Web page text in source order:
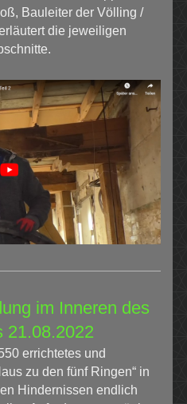
Bauleiter der Völling /
die jeweiligen
im Inneren des
21.08.2022
errichtetes und
zu den fünf Ringen“ in
Hindernissen endlich